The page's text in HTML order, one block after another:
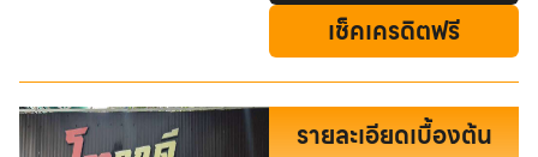
เช็คเครดิตฟรี
รายละเอียดเบื้องต้น